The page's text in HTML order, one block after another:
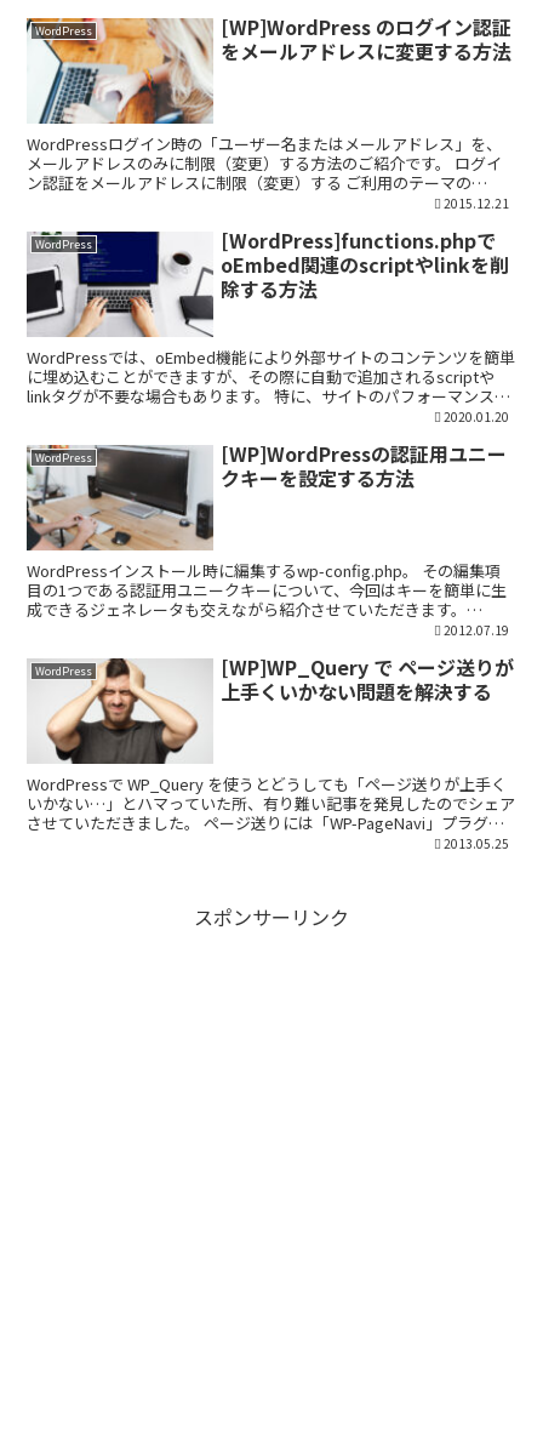
WordPress
[WP]WordPress のログイン認証
をメールアドレスに変更する方法
WordPressログイン時の「ユーザー名またはメールアドレス」を、
メールアドレスのみに制限（変更）する方法のご紹介です。 ログイ
ン認証をメールアドレスに制限（変更）する ご利用のテーマの
2015.12.21
WordPress
[WordPress]functions.phpで
oEmbed関連のscriptやlinkを削
除する方法
WordPressでは、oEmbed機能により外部サイトのコンテンツを簡単
に埋め込むことができますが、その際に自動で追加されるscriptや
linkタグが不要な場合もあります。 特に、サイトのパフォーマンス向
2020.01.20
WordPress
[WP]WordPressの認証用ユニー
クキーを設定する方法
WordPressインストール時に編集するwp-config.php。 その編集項
目の1つである認証用ユニークキーについて、今回はキーを簡単に生
成できるジェネレータも交えながら紹介させていただきます。
2012.07.19
WordPress
[WP]WP_Query で ページ送りが
上手くいかない問題を解決する
WordPressで WP_Query を使うとどうしても「ページ送りが上手く
いかない…」とハマっていた所、有り難い記事を発見したのでシェア
させていただきました。 ページ送りには「WP-PageNavi」プラグイ
2013.05.25
スポンサーリンク